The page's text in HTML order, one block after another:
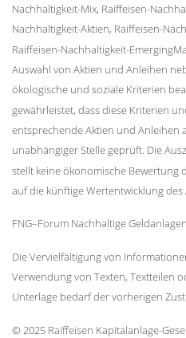
Nachhaltigkeit-Mix, Raiffeisen-
Nachhaltigkeit-Aktien, Raiffeisen-
Raiffeisen-Nachhaltigkeit-
Auswahl von Aktien und Anleihen
ökologische und soziale Kriterien
gewährleistet, dass diese Kriterien
entsprechende Aktien und Anleihen
unabhängiger Stelle geprüft. Die
stellt keine ökonomische Bewertung
auf die künftige Wertentwicklung
FNG–Forum Nachhaltige Geldanlagen
Die Vervielfältigung von
Verwendung von Texten, Textteilen
Unterlage bedarf der vorherigen
© 2025 Raiffeisen Kapitalanlage-